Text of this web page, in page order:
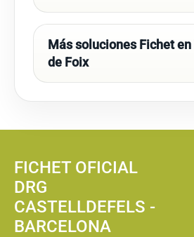
Más soluciones Fichet
de Foix
FICHET OFICIAL
DRG
CASTELLDEFELS -
BARCELONA